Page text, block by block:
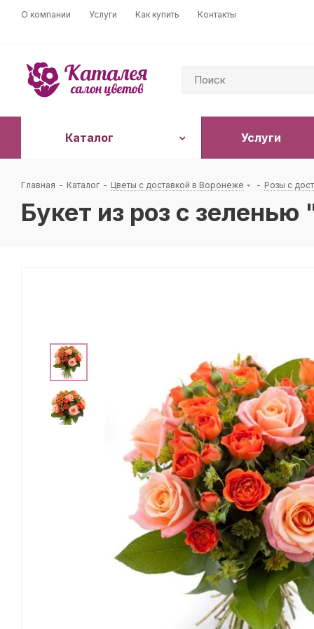
О компании Услуги Как купить Контакты
Каталог Услуги
Главная - Каталог - Цветы с доставкой в Воронеже - Розы с
Букет из роз с